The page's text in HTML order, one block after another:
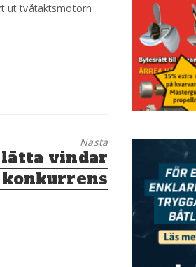
ut tvåtaktsmotorn
Nästa
vindar